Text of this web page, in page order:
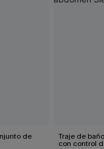
de Traje de
con control